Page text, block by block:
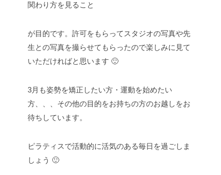
関わり方を見ること
が目的です。許可をもらってスタジオの写真や先
生との写真を撮らせてもらったので楽しみに見て
いただければと思います 🙂
3月も姿勢を矯正したい方・運動を始めたい
方、、、その他の目的をお持ちの方のお越しをお
待ちしています。
ピラティスで活動的に活気のある毎日を過ごしま
しょう 🙂